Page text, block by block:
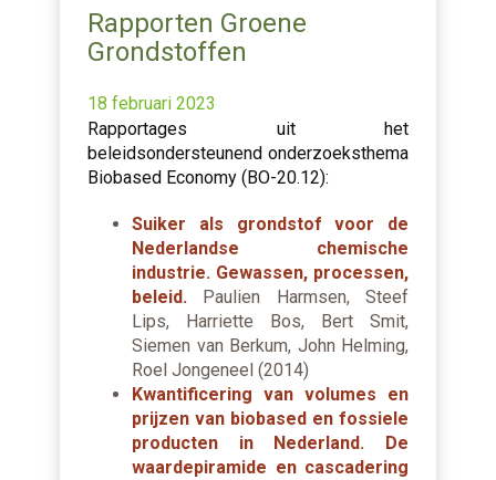
Rapporten Groene
Grondstoffen
18 februari 2023
Rapportages uit het
beleidsondersteunend onderzoeksthema
Biobased Economy (BO-20.12):
Suiker als grondstof voor de
Nederlandse chemische
industrie. Gewassen, processen,
beleid. Paulien Harmsen, Steef
Lips, Harriette Bos, Bert Smit,
Siemen van Berkum, John Helming,
Roel Jongeneel (2014)
Kwantificering van volumes en
prijzen van biobased en fossiele
producten in Nederland. De
waardepiramide en cascadering